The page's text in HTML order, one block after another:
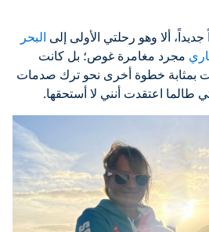
ألا وهو رحلتي الأولى إلى البحر
مجرد مغامرة غوص؛ بل كانت
بمثابة خطوة أخرى نحو ترك صدمات
طالما اعتقدت أنني لا أستحقها.